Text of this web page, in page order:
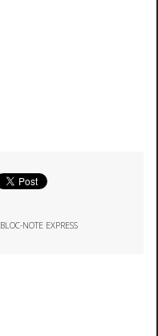
BLOC-NOTE EXPRESS